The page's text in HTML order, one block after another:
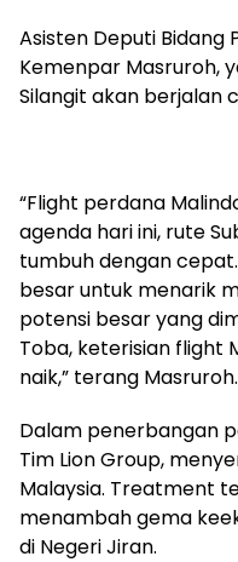
Asisten Deputi Bidang
Kemenpar Masruroh,
Silangit akan berjalan
“Flight perdana
agenda hari ini, rute
tumbuh dengan
besar untuk menarik
potensi besar yang
Toba, keterisian flight
naik,” terang Masruroh.
Dalam penerbangan
Tim Lion Group,
Malaysia. Treatment
menambah gema
di Negeri Jiran.